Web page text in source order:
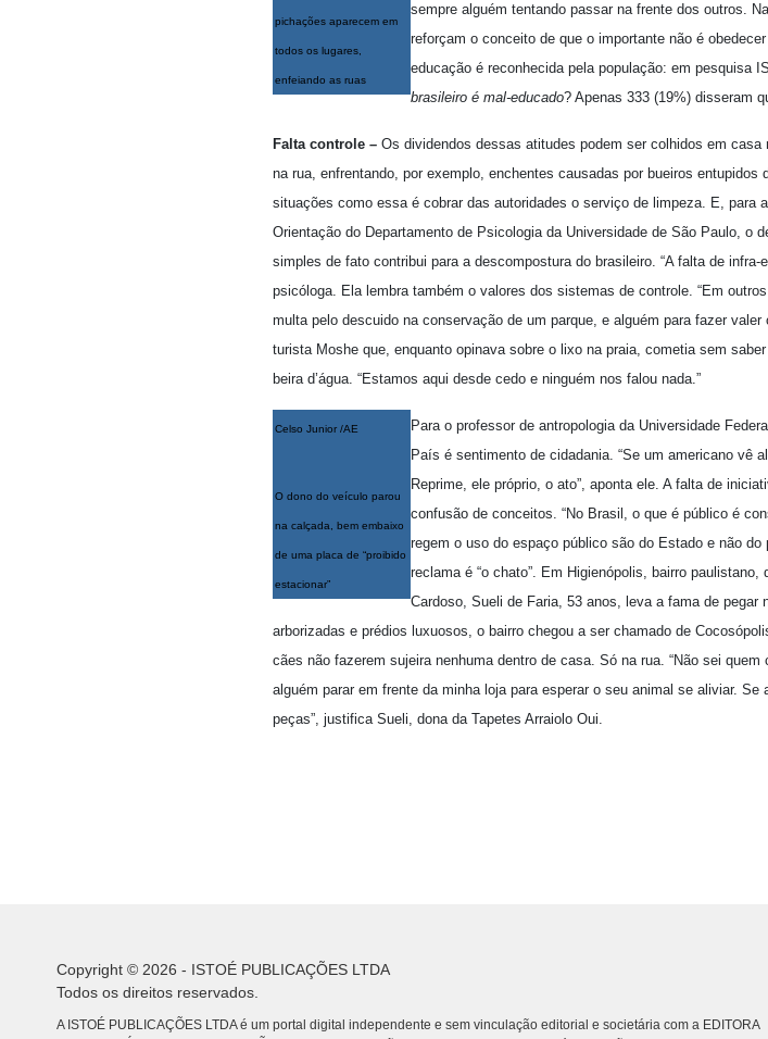
pichações aparecem em
todos os lugares,
enfeiando as ruas
sempre alguém tentando passar na frente dos outros.
reforçam o conceito de que o importante não é
educação é reconhecida pela população: em pesquisa
brasileiro é mal-educado? Apenas 333 (19%) disseram
Falta controle – Os dividendos dessas atitudes podem ser colhidos em
na rua, enfrentando, por exemplo, enchentes causadas por bueiros entupidos
situações como essa é cobrar das autoridades o serviço de limpeza. E, para
Orientação do Departamento de Psicologia da Universidade de São Paulo, o
simples de fato contribui para a descompostura do brasileiro. “A falta de
psicóloga. Ela lembra também o valores dos sistemas de controle. “Em
multa pelo descuido na conservação de um parque, e alguém para fazer
turista Moshe que, enquanto opinava sobre o lixo na praia, cometia sem
beira d’água. “Estamos aqui desde cedo e ninguém nos falou nada.”
Celso Junior /AE
O dono do veículo parou
na calçada, bem embaixo
de uma placa de “proibido
estacionar”
Para o professor de antropologia da Universidade
País é sentimento de cidadania. “Se um americano vê
Reprime, ele próprio, o ato”, aponta ele. A falta de
confusão de conceitos. “No Brasil, o que é público é
regem o uso do espaço público são do Estado e não
reclama é “o chato”. Em Higienópolis, bairro
Cardoso, Sueli de Faria, 53 anos, leva a fama de
arborizadas e prédios luxuosos, o bairro chegou a ser chamado de
cães não fazerem sujeira nenhuma dentro de casa. Só na rua. “Não sei
alguém parar em frente da minha loja para esperar o seu animal se aliviar.
peças”, justifica Sueli, dona da Tapetes Arraiolo Oui.
Copyright © 2026 - ISTOÉ PUBLICAÇÕES LTDA
Todos os direitos reservados.
A ISTOÉ PUBLICAÇÕES LTDA é um portal digital independente e sem vinculação editorial e societária com a EDITORA